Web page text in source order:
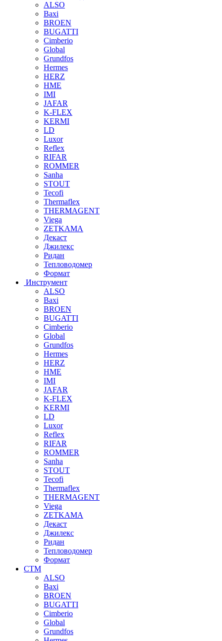
ALSO
Baxi
BROEN
BUGATTI
Cimberio
Global
Grundfos
Hermes
HERZ
HME
IMI
JAFAR
K-FLEX
KERMI
LD
Luxor
Reflex
RIFAR
ROMMER
Sanha
STOUT
Tecofi
Thermaflex
THERMAGENT
Viega
ZETKAMA
Декаст
Джилекс
Ридан
Тепловодомер
Формат
Инструмент
ALSO
Baxi
BROEN
BUGATTI
Cimberio
Global
Grundfos
Hermes
HERZ
HME
IMI
JAFAR
K-FLEX
KERMI
LD
Luxor
Reflex
RIFAR
ROMMER
Sanha
STOUT
Tecofi
Thermaflex
THERMAGENT
Viega
ZETKAMA
Декаст
Джилекс
Ридан
Тепловодомер
Формат
СТМ
ALSO
Baxi
BROEN
BUGATTI
Cimberio
Global
Grundfos